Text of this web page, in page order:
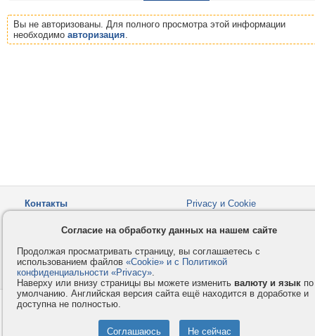
Вы не авторизованы. Для полного просмотра этой информации
необходимо авторизация.
Контакты
Privacy и Cookie
Как оплатить
Форумы
© 2008-2026VMESTE.EU
Согласие на обработку данных на нашем сайте
Продолжая просматривать страницу, вы соглашаетесь с
использованием файлов «Cookie» и с Политикой
конфиденциальности «Privacy».
Наверху или внизу страницы вы можете изменить валюту и язык по
умолчанию. Английская версия сайта ещё находится в доработке и
доступна не полностью.